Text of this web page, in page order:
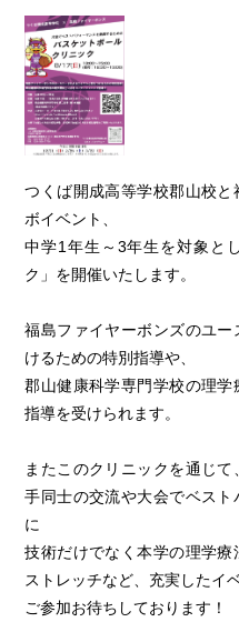
つくば開成高等学校郡山校
ボイベント、
中学1年生～3年生を対象と
ク」を開催いたします。
福島ファイヤーボンズのユ
けるための特別指導や、
郡山健康科学専門学校の理
指導を受けられます。
またこのクリニックを通じ
手同士の交流や大会でベス
に
技術だけでなく本学の理学
ストレッチなど、充実したイ
ご参加お待ちしております！